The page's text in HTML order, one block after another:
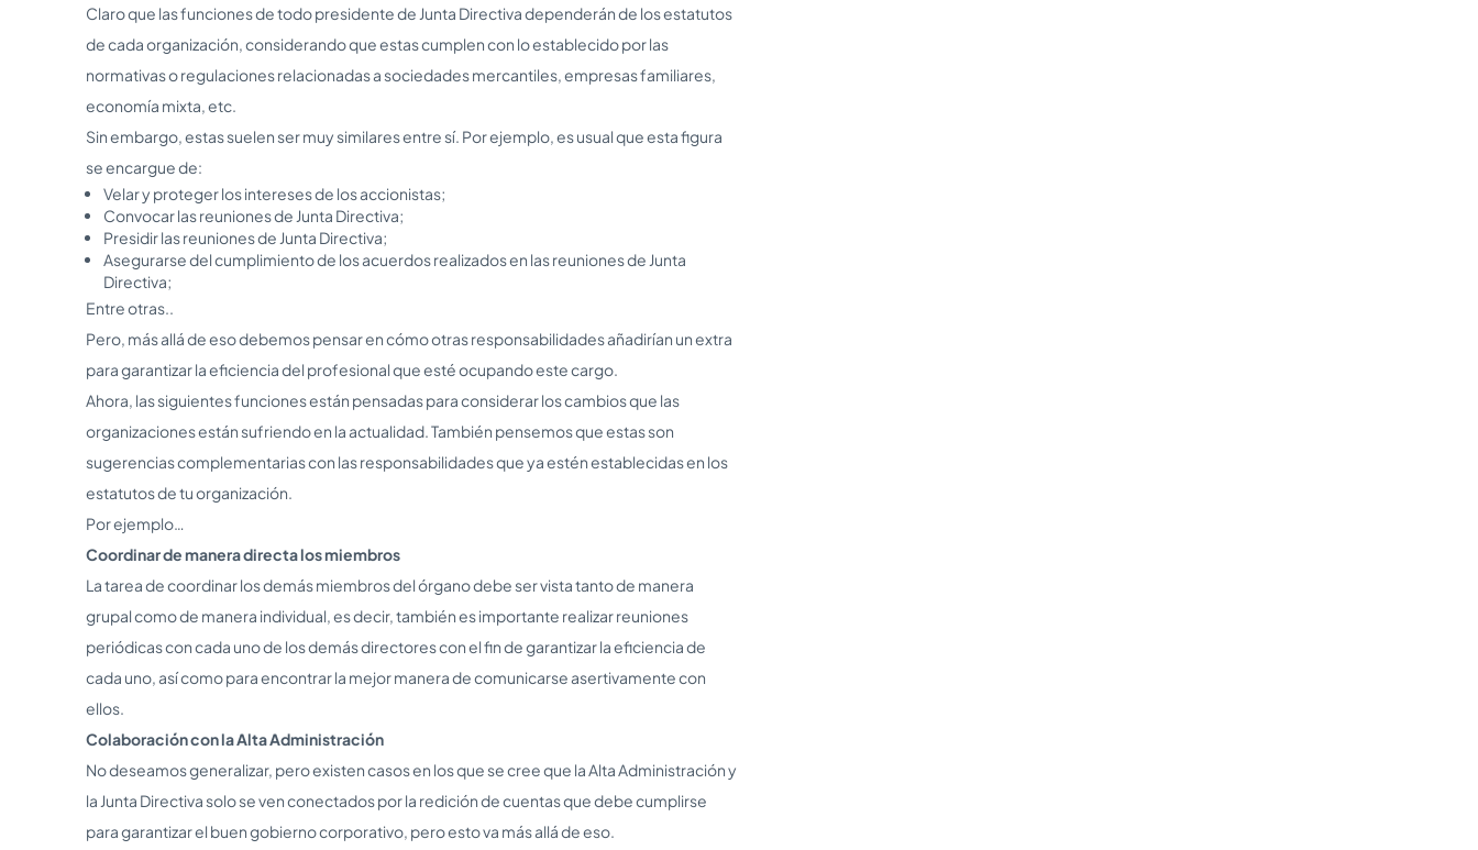
Claro que las funciones de todo presidente de Junta Directiva dependerán de los estatutos
de cada organización, considerando que estas cumplen con lo establecido por las
normativas o regulaciones relacionadas a sociedades mercantiles, empresas familiares,
economía mixta, etc.
Sin embargo, estas suelen ser muy similares entre sí. Por ejemplo, es usual que esta figura
se encargue de:
Velar y proteger los intereses de los accionistas;
Convocar las reuniones de Junta Directiva;
Presidir las reuniones de Junta Directiva;
Asegurarse del cumplimiento de los acuerdos realizados en las reuniones de Junta
Directiva;
Entre otras..
Pero, más allá de eso debemos pensar en cómo otras responsabilidades añadirían un extra
para garantizar la eficiencia del profesional que esté ocupando este cargo.
Ahora, las siguientes funciones están pensadas para considerar los cambios que las
organizaciones están sufriendo en la actualidad. También pensemos que estas son
sugerencias complementarias con las responsabilidades que ya estén establecidas en los
estatutos de tu organización.
Por ejemplo…
Coordinar de manera directa los miembros
La tarea de coordinar los demás miembros del órgano debe ser vista tanto de manera
grupal como de manera individual, es decir, también es importante realizar reuniones
periódicas con cada uno de los demás directores con el fin de garantizar la eficiencia de
cada uno, así como para encontrar la mejor manera de comunicarse asertivamente con
ellos.
Colaboración con la Alta Administración
No deseamos generalizar, pero existen casos en los que se cree que la Alta Administración y
la Junta Directiva solo se ven conectados por la redición de cuentas que debe cumplirse
para garantizar el buen gobierno corporativo, pero esto va más allá de eso.